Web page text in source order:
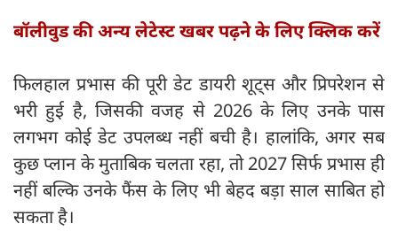
बॉलीवुड की अन्य लेटेस्ट खबर पढ़ने के लिए क्लिक करें
फिलहाल प्रभास की पूरी डेट डायरी शूट्स और प्रिपरेशन से
भरी हुई है, जिसकी वजह से 2026 के लिए उनके पास
लगभग कोई डेट उपलब्ध नहीं बची है। हालांकि, अगर सब
कुछ प्लान के मुताबिक चलता रहा, तो 2027 सिर्फ प्रभास ही
नहीं बल्कि उनके फैंस के लिए भी बेहद बड़ा साल साबित हो
सकता है।